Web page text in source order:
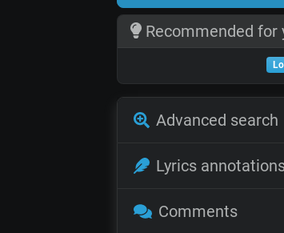
Recommended for
Advanced search
Lyrics
Comments